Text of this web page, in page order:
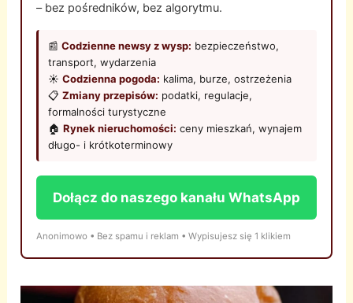
– bez pośredników, bez algorytmu.
📰Codzienne newsy z wysp: bezpieczeństwo,
transport, wydarzenia
☀️Codzienna pogoda: kalima, burze, ostrzeżenia
📋Zmiany przepisów: podatki, regulacje,
formalności turystyczne
🏠Rynek nieruchomości: ceny mieszkań, wynajem
długo- i krótkoterminowy
Dołącz do naszego kanału WhatsApp
Anonimowo • Bez spamu i reklam • Wypisujesz się 1 klikiem